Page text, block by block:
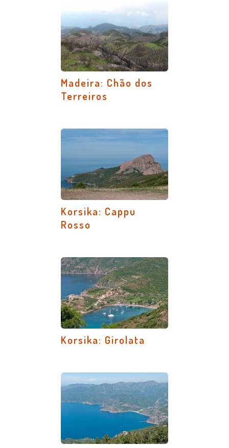
Madeira: Chão dos
Terreiros
Korsika: Cappu
Rosso
Korsika: Girolata